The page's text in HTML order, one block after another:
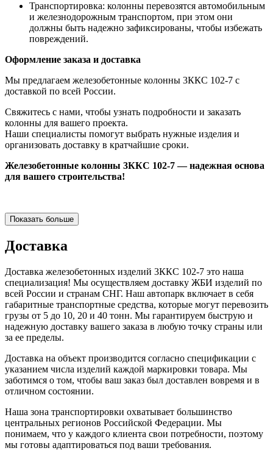
Транспортировка: колонны перевозятся автомобильным
и железнодорожным транспортом, при этом они
должны быть надежно зафиксированы, чтобы избежать
повреждений.
Оформление заказа и доставка
Мы предлагаем железобетонные колонны 3ККС 102-7 с
доставкой по всей России.
Свяжитесь с нами, чтобы узнать подробности и заказать
колонны для вашего проекта.
Наши специалисты помогут выбрать нужные изделия и
организовать доставку в кратчайшие сроки.
Железобетонные колонны 3ККС 102-7 — надежная основа
для вашего строительства!
Показать больше
Доставка
Доставка железобетонных изделий 3ККС 102-7 это наша
специализация! Мы осуществляем доставку ЖБИ изделий по
всей России и странам СНГ. Наш автопарк включает в себя
габаритные транспортные средства, которые могут перевозить
грузы от 5 до 10, 20 и 40 тонн. Мы гарантируем быструю и
надежную доставку вашего заказа в любую точку страны или
за ее пределы.
Доставка на объект производится согласно спецификации с
указанием числа изделий каждой маркировки товара. Мы
заботимся о том, чтобы ваш заказ был доставлен вовремя и в
отличном состоянии.
Наша зона транспортировки охватывает большинство
центральных регионов Российской Федерации. Мы
понимаем, что у каждого клиента свои потребности, поэтому
мы готовы адаптироваться под ваши требования.